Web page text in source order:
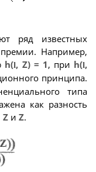
ряд известных
Например,
h(l, Z) = 1, при h(l,
принципа.
типа
как разность
Z и Z.